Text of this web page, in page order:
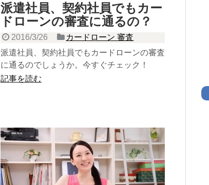
派遣社員、契約社員でもカー
ドローンの審査に通るの？
2016/3/26
カードローン 審査
派遣社員、契約社員でもカードローンの審査
に通るのでしょうか。今すぐチェック！
記事を読む